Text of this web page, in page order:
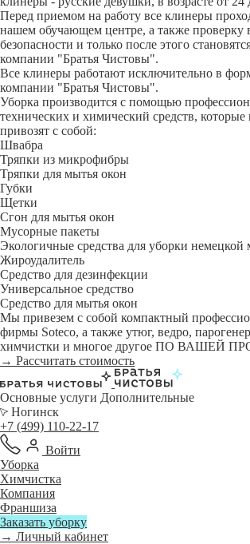
Перед приемом на работу все клинеры
нашем обучающем центре, а также проверку
безопасности и только после этого
компании "Братья Чистовы".
Все клинеры работают исключительно в
компании "Братья Чистовы".
Уборка производится с помощью
технических и химический средств,
привозят с собой:
Швабра
Тряпки из микрофибры
Тряпки для мытья окон
Губки
Щетки
Сгон для мытья окон
Мусорные пакеты
Экологичные средства для уборки немецкой
Жироудалитель
Средство для дезинфекции
Универсальное средство
Средство для мытья окон
Мы привезем с собой компактный
фирмы Soteco, а также утюг, ведро,
химчистки и многое другое ПО ВАШЕЙ
→ Рассчитать стоимость
Основные услуги Дополнительные
Ногинск
+7 (499) 110-22-17
Войти
Уборка
Химчистка
Компания
Франшиза
Заказать уборку
→ Личный кабинет